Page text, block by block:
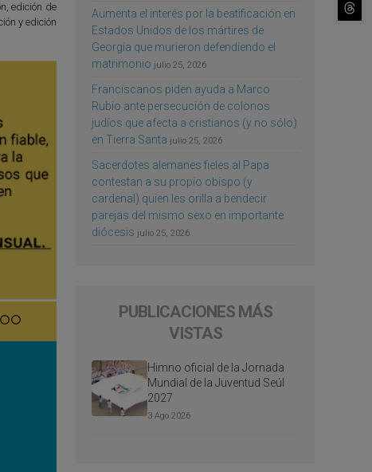
edición de
y edición
Aumenta el interés por la beatificación en
Estados Unidos de los mártires de
Georgia que murieron defendiendo el
matrimonio julio 25, 2026
Franciscanos piden ayuda a Marco
Rubio ante persecución de colonos
judíos que afecta a cristianos (y no sólo)
en Tierra Santa julio 25, 2026
Sacerdotes alemanes fieles al Papa
contestan a su propio obispo (y
cardenal) quien les orilla a bendecir
parejas del mismo sexo en importante
diócesis julio 25, 2026
PUBLICACIONES MÁS
VISTAS
Himno oficial de la Jornada
Mundial de la Juventud Seúl
2027
3 Ago 2026